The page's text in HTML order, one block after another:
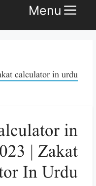
Menu
calculator in urdu
in
| Zakat
In Urdu